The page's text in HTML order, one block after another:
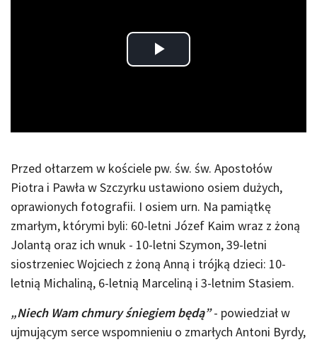
Play
Przed ołtarzem w kościele pw. św. św. Apostołów
Piotra i Pawła w Szczyrku ustawiono osiem dużych,
oprawionych fotografii. I osiem urn. Na pamiątkę
zmarłym, którymi byli: 60-letni Józef Kaim wraz z żoną
Jolantą oraz ich wnuk - 10-letni Szymon, 39-letni
siostrzeniec Wojciech z żoną Anną i trójką dzieci: 10-
letnią Michaliną, 6-letnią Marceliną i 3-letnim Stasiem.
„Niech Wam chmury śniegiem będą”- powiedział w
ujmującym serce wspomnieniu o zmarłych Antoni Byrdy,